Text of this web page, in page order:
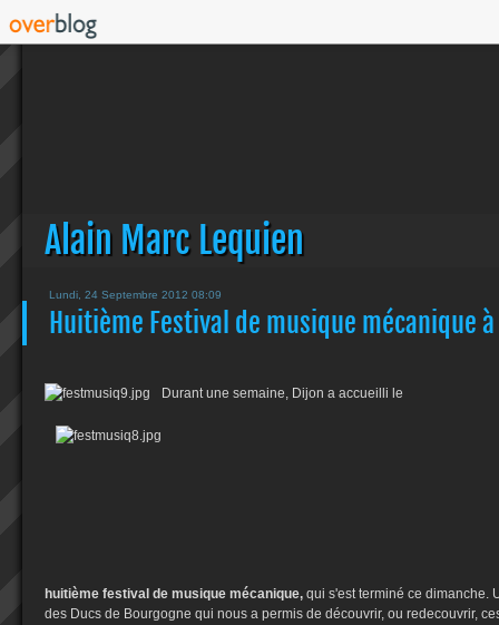
Alain Marc Lequien
Lundi, 24 Septembre 2012 08:09
Huitième Festival de musique mécanique
Durant une semaine, Dijon a accueilli le
huitième festival de musique mécanique, qui s'est terminé ce dimanche.
des Ducs de Bourgogne qui nous a permis de découvrir, ou redecouvrir,